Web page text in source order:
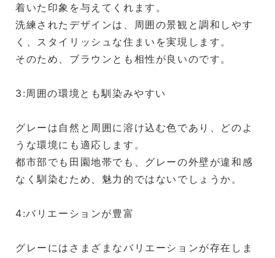
着いた印象を与えてくれます。
洗練されたデザインは、周囲の景観と調和しやす
く、スタイリッシュな住まいを実現します。
そのため、ブラウンとも相性が良いのです。
3:周囲の環境とも馴染みやすい
グレーは自然と周囲に溶け込む色であり、どのよ
うな環境にも適応します。
都市部でも田園地帯でも、グレーの外壁が違和感
なく馴染むため、魅力的ではないでしょうか。
4:バリエーションが豊富
グレーにはさまざまなバリエーションが存在しま